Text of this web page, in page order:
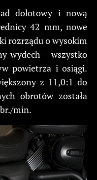
dolotowy i nową
42 mm, nowe
rozrządu o wysokim
wydech – wszystko
powietrza i osiągi.
z 11,0:1 do
obrotów została
min.